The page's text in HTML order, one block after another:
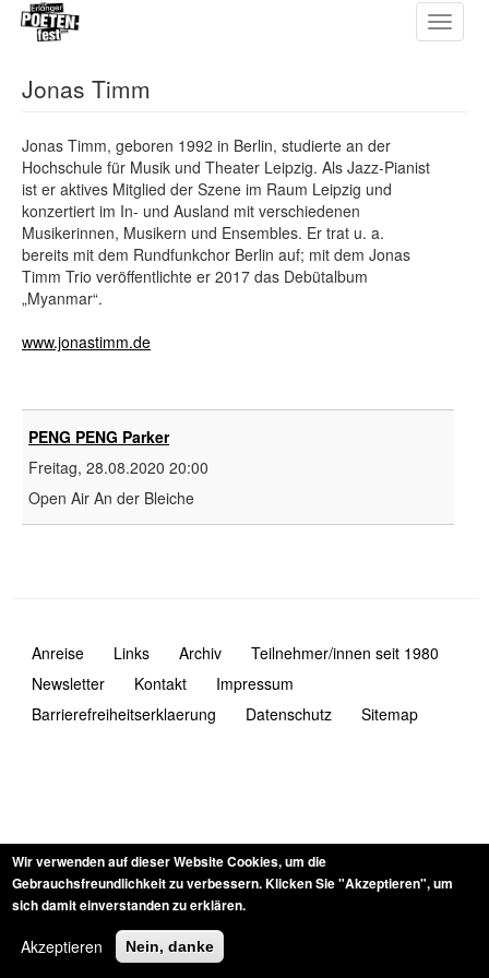
Direkt
Inhalt
Toggle
Jonas Timm
Jonas Timm, geboren 1992 in Berlin, studierte an der
Hochschule für Musik und Theater Leipzig. Als Jazz-Pianist
ist er aktives Mitglied der Szene im Raum Leipzig und
konzertiert im In- und Ausland mit verschiedenen
Musikerinnen, Musikern und Ensembles. Er trat u. a.
bereits mit dem Rundfunkchor Berlin auf; mit dem Jonas
Timm Trio veröffentlichte er 2017 das Debütalbum
„Myanmar“.
www.jonastimm.de
PENG PENG Parker
Freitag, 28.08.2020 20:00
Open Air An der Bleiche
Fusszeile
Anreise Links Archiv
Teilnehmer/innen seit 1980
Newsletter
Kontakt
Impressum
Barrierefreiheitserklaerung
Datenschutz Sitemap
Wir verwenden auf dieser Website Cookies, um die
Gebrauchsfreundlichkeit zu verbessern.Klicken Sie "Akzeptieren", um
sich damit einverstanden zu erklären.
Akzeptieren Nein, danke